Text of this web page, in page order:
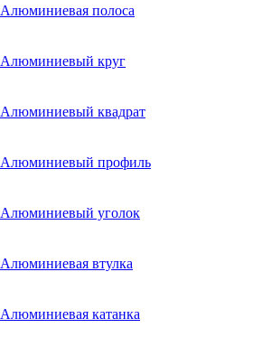
Алюминиевая полоса
Алюминиевый круг
Алюминиевый квадрат
Алюминиевый профиль
Алюминиевый уголок
Алюминиевая втулка
Алюминиевая катанка